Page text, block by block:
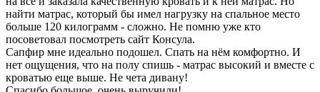
Отзывы о товаре Матрас «Сапфир»
Средняя оценка
10 отзывов
Оставить отзыв